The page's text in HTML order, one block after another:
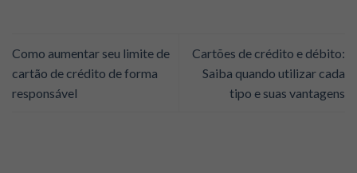
Como aumentar seu limite de
cartão de crédito de forma
responsável
Cartões de crédito e débito:
Saiba quando utilizar cada
tipo e suas vantagens